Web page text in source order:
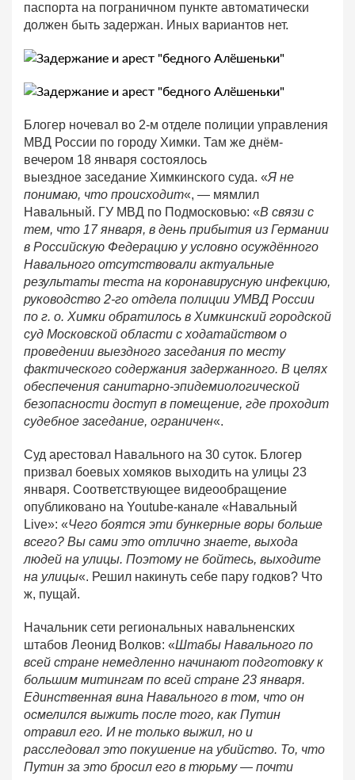
паспорта на пограничном пункте автоматически
должен быть задержан. Иных вариантов нет.
Блогер ночевал во 2-м отделе полиции управления
МВД России по городу Химки. Там же днём-
вечером 18 января состоялось
выездное заседание Химкинского суда. «Я не
понимаю, что происходит«, — мямлил
Навальный. ГУ МВД по Подмосковью: «В связи с
тем, что 17 января, в день прибытия из Германии
в Российскую Федерацию у условно осуждённого
Навального отсутствовали актуальные
результаты теста на коронавирусную инфекцию,
руководство 2-го отдела полиции УМВД России
по г. о. Химки обратилось в Химкинский городской
суд Московской области с ходатайством о
проведении выездного заседания по месту
фактического содержания задержанного. В целях
обеспечения санитарно-эпидемиологической
безопасности доступ в помещение, где проходит
судебное заседание, ограничен«.
Суд арестовал Навального на 30 суток. Блогер
призвал боевых хомяков выходить на улицы 23
января. Соответствующее видеообращение
опубликовано на Youtube-канале «Навальный
Live»: «Чего боятся эти бункерные воры больше
всего? Вы сами это отлично знаете, выхода
людей на улицы. Поэтому не бойтесь, выходите
на улицы«. Решил накинуть себе пару годков? Что
ж, пущай.
Начальник сети региональных навальненских
штабов Леонид Волков: «Штабы Навального по
всей стране немедленно начинают подготовку к
большим митингам по всей стране 23 января.
Единственная вина Навального в том, что он
осмелился выжить после того, как Путин
отравил его. И не только выжил, но и
расследовал это покушение на убийство. То, что
Путин за это бросил его в тюрьму — почти